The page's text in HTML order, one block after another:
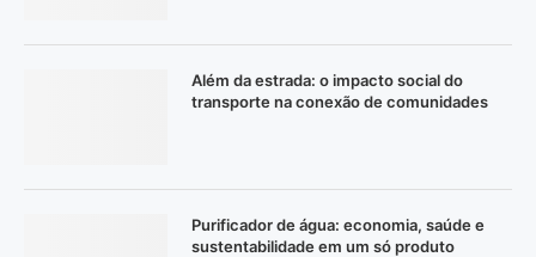
Além da estrada: o impacto social do
transporte na conexão de comunidades
Purificador de água: economia, saúde e
sustentabilidade em um só produto